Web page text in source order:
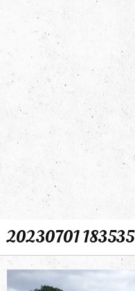
20230701 183535